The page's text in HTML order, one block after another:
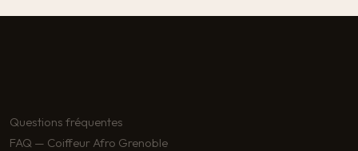
Questions fréquentes
FAQ — Coiffeur Afro Grenoble